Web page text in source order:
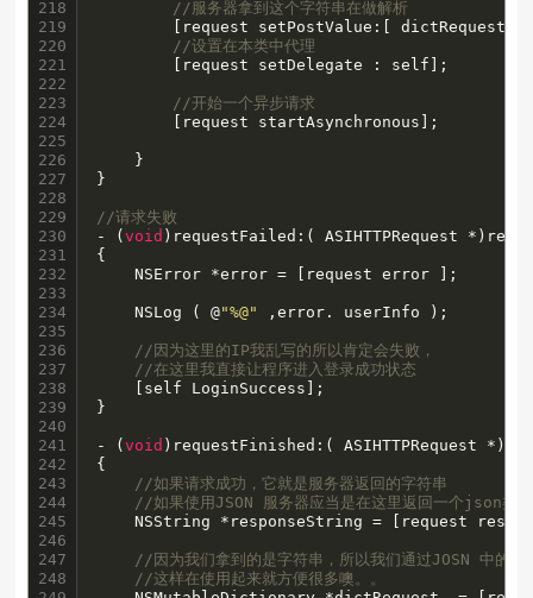
218
219
220
221
222
223
224
225
226
227
228
229
230
231
232
233
234
235
236
237
238
239
240
241
242
243
244
245
246
247
248
//服务器拿到这个字符串在做解析
[request setPostValue:[ dictRequest
//设置在本类中代理
        [request setDelegate : self];
//开始一个异步请求
        [request startAsynchronous];
    }
}
//请求失败
- (void )requestFailed:( ASIHTTPRequest
{
    NSError *error = [request error ];
    NSLog ( @
"%@" ,error. userInfo );
//因为这里的IP我乱写的所以肯定会失败，
//在这里我直接让程序进入登录成功状态
    [self LoginSuccess];
}
- (void )requestFinished:( ASIHTTPRequest
{
//如果请求成功，它就是服务器返回的字符串
//如果使用JSON 服务器应当是在这里返回一个json类
NSString *responseString = [request
//因为我们拿到的是字符串，所以我们通过JOSN 中的方
//这样在使用起来就方便很多噢。。